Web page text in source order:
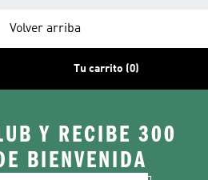
Volver arriba
Tu carrito (0)
Y RECIBE 300
BIENVENIDA